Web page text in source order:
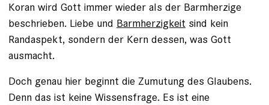
Koran wird Gott immer wieder als der Barmherzige
beschrieben. Liebe und Barmherzigkeit sind kein
Randaspekt, sondern der Kern dessen, was Gott
ausmacht.
Doch genau hier beginnt die Zumutung des Glaubens.
Denn das ist keine Wissensfrage. Es ist eine